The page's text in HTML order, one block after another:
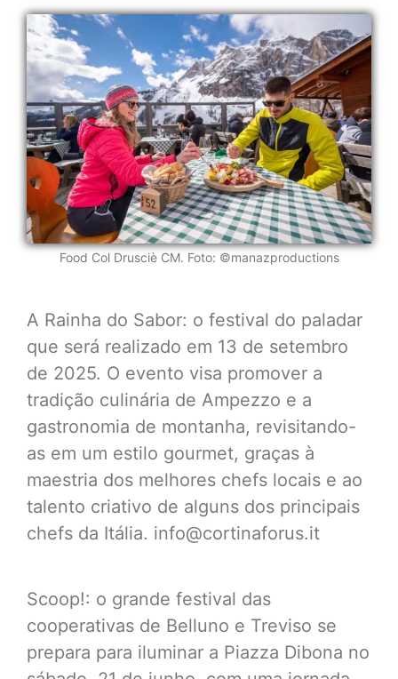
Food Col Drusciè CM. Foto: ©manazproductions
A Rainha do Sabor: o festival do paladar
que será realizado em 13 de setembro
de 2025. O evento visa promover a
tradição culinária de Ampezzo e a
gastronomia de montanha, revisitando-
as em um estilo gourmet, graças à
maestria dos melhores chefs locais e ao
talento criativo de alguns dos principais
chefs da Itália. info@cortinaforus.it
Scoop!: o grande festival das
cooperativas de Belluno e Treviso se
prepara para iluminar a Piazza Dibona no